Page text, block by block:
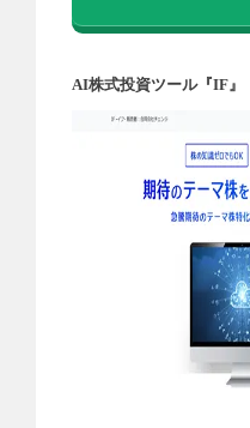
AI株式投資ツール『IF』